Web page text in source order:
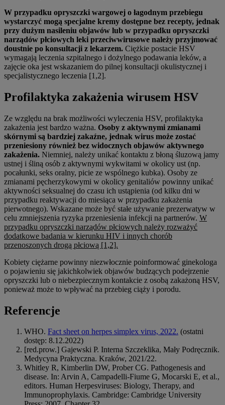
W przypadku opryszczki wargowej o łagodnym przebiegu
wystarczyć mogą specjalne kremy dostępne bez recepty, jednak
przy dużym nasileniu objawów lub w przypadku opryszczki
narządów płciowych leki przeciwwirusowe należy przyjmować
doustnie po konsultacji z lekarzem. Ciężkie postacie HSV
wymagają leczenia szpitalnego i dożylnego podawania leków, a
zajęcie oka jest wskazaniem do pilnej konsultacji okulistycznej i
specjalistycznego leczenia [1,2].
Profilaktyka zakażenia wirusem HSV
Ze względu na brak możliwości wyleczenia HSV, profilaktyka
zakażenia jest bardzo ważna. Osoby z aktywnymi zmianami
skórnymi są bardziej zakaźne, jednak wirus może zostać
przeniesiony również bez widocznych objawów aktywnego
zakażenia. Niemniej, należy unikać kontaktu z błoną śluzową jamy
ustnej i śliną osób z aktywnymi wykwitami w okolicy ust (np.
pocałunki, seks oralny, picie ze wspólnego kubka). Osoby ze
zmianami pęcherzykowymi w okolicy genitaliów powinny unikać
aktywności seksualnej do czasu ich ustąpienia (od kilku dni w
przypadku reaktywacji do miesiąca w przypadku zakażenia
pierwotnego). Wskazane może być stałe używanie prezerwatyw w
celu zmniejszenia ryzyka przeniesienia infekcji na partnerów. W
przypadku opryszczki narządów płciowych należy rozważyć
dodatkowe badania w kierunku HIV i innych chorób
przenoszonych drogą płciową [1,2].
Kobiety ciężarne powinny niezwłocznie poinformować ginekologa
o pojawieniu się jakichkolwiek objawów budzących podejrzenie
opryszczki lub o niebezpiecznym kontakcie z osobą zakażoną HSV,
ponieważ może to wpływać na przebieg ciąży i porodu.
Referencje
WHO. Fact sheet on herpes simplex virus, 2022. (ostatni
dostęp: 8.12.2022)
[red.prow.] Gajewski P. Interna Szczeklika, Mały Podręcznik.
Medycyna Praktyczna. Kraków, 2021/22.
Whitley R, Kimberlin DW, Prober CG. Pathogenesis and
disease. In: Arvin A, Campadelli-Fiume G, Mocarski E, et al.,
editors. Human Herpesviruses: Biology, Therapy, and
Immunoprophylaxis. Cambridge: Cambridge University